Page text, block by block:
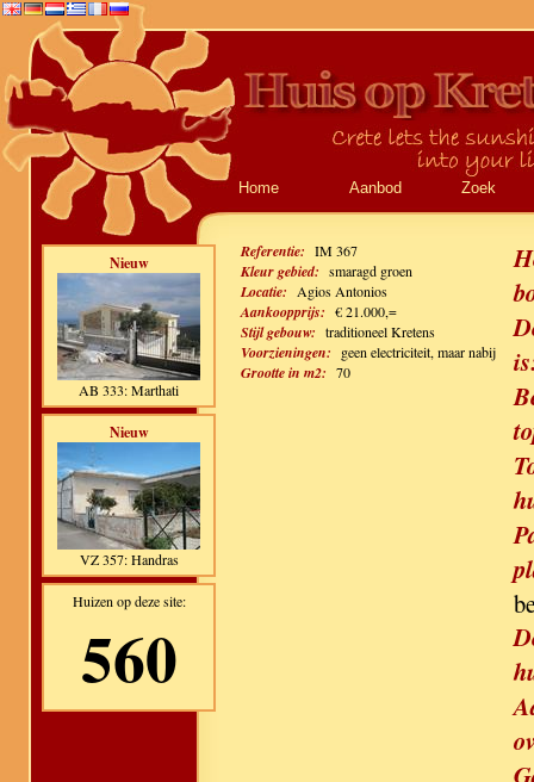
Home Aanbod Zoek
Nieuw
AB 333: Marthati
Nieuw
VZ 357: Handras
Huizen op deze site:
560
Referentie: IM 367
Kleur gebied: smaragd groen
Locatie: Agios Antonios
Aankoopprijs: € 21.000,=
Stijl gebouw: traditioneel Kretens
Voorzieningen: geen electriciteit, maar nabij
Grootte in m2: 70